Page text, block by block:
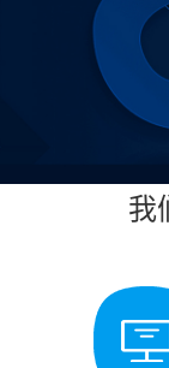
方案
咨询我们
我